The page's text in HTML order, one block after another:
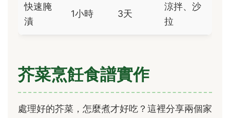
快速腌
漬
1小時 3天
涼拌、沙
拉
芥菜烹飪食譜實作
處理好的芥菜，怎麼煮才好吃？這裡分享兩個家